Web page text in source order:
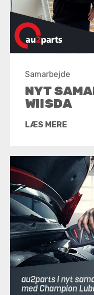
Samarbejde
NYT
WIISDA
LÆS MERE